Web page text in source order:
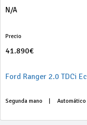
N/A
Precio
41.890€
Ford Ranger 2.0 TDCi
Segunda mano Automático